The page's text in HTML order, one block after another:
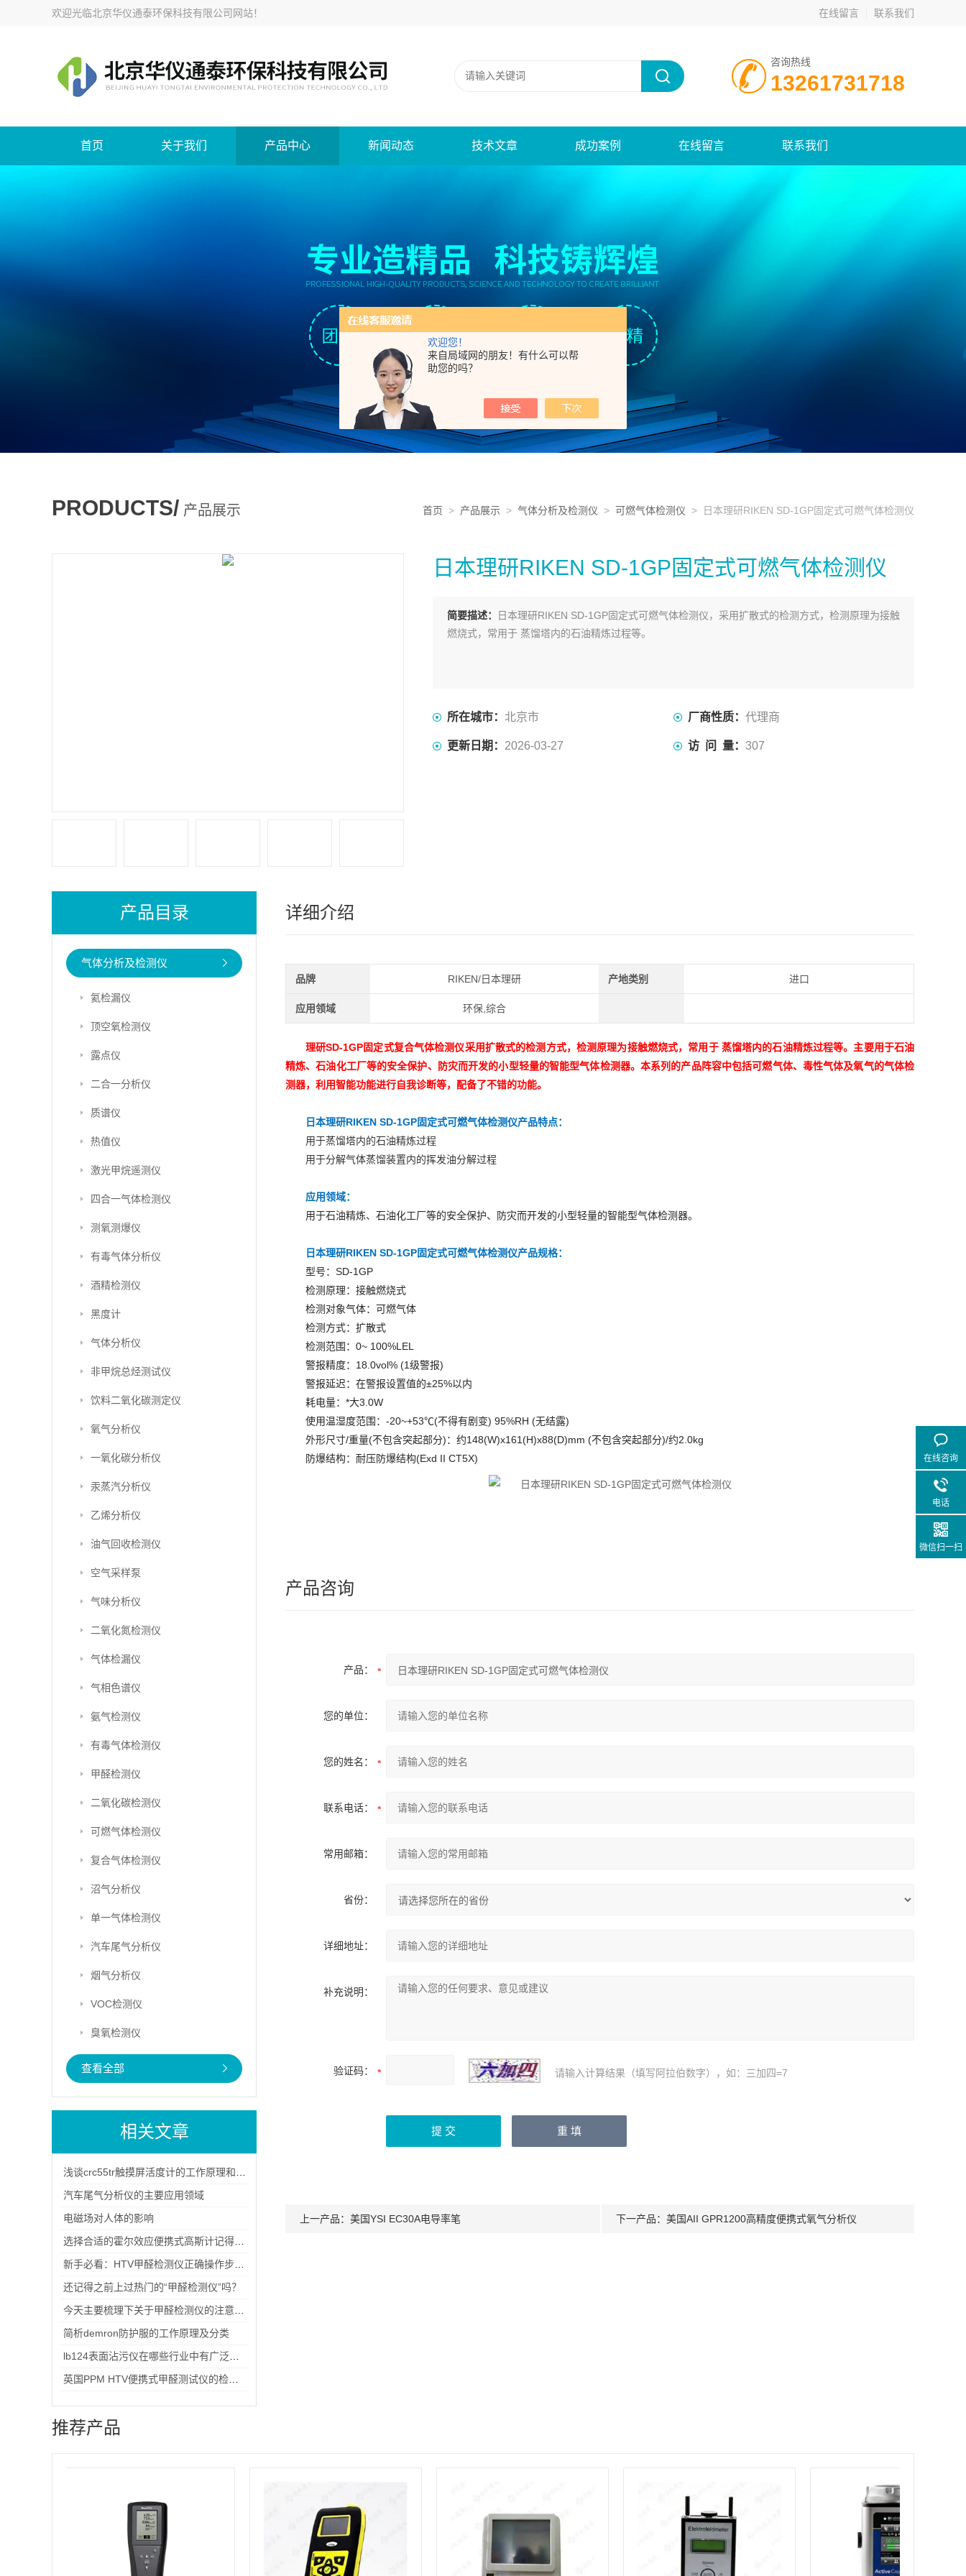
欢迎您！
来自局域网的朋友！有什么可以帮
助您的吗？
欢迎光临北京华仪通泰环保科技有限公司网站！ 在线留言 联系我们
咨询热线
13261731718
首页 关于我们 产品中心 新闻动态 技术文章 成功案例 在线留言 联系我们
PRODUCTS/ 产品展示 首页 > 产品展示 > 气体分析及检测仪 > 可燃气体检测仪 > 日本理研RIKEN SD-1GP固定式可燃气体检测仪
日本理研RIKEN SD-1GP固定式可燃气体检测仪
简要描述：
日本理研RIKEN SD-1GP固定式可燃气体检测仪，采用扩散式的检测方式，检测原理为接触
燃烧式，常用于 蒸馏塔内的石油精炼过程等。
所在城市： 北京市 厂商性质： 代理商
更新日期： 2026-03-27 访 问 量： 307
产品目录
气体分析及检测仪
氦检漏仪
顶空氧检测仪
露点仪
二合一分析仪
质谱仪
热值仪
激光甲烷遥测仪
四合一气体检测仪
测氧测爆仪
有毒气体分析仪
酒精检测仪
黑度计
气体分析仪
非甲烷总烃测试仪
饮料二氧化碳测定仪
氧气分析仪
一氧化碳分析仪
汞蒸汽分析仪
乙烯分析仪
油气回收检测仪
空气采样泵
气味分析仪
二氧化氮检测仪
气体检漏仪
气相色谱仪
氨气检测仪
有毒气体检测仪
甲醛检测仪
二氧化碳检测仪
可燃气体检测仪
复合气体检测仪
沼气分析仪
单一气体检测仪
汽车尾气分析仪
烟气分析仪
VOC检测仪
臭氧检测仪
查看全部
相关文章
汽车尾气分析仪的主要应用领域
电磁场对人体的影响
还记得之前上过热门的“甲醛检测仪”吗？
简析demron防护服的工作原理及分类
详细介绍
品牌 RIKEN/日本理研 产地类别 进口
应用领域 环保,综合
理研SD-1GP固定式复合气体检测仪采用扩散式的检测方式，检测原理为接触燃烧式，常用于 蒸馏塔内的石油精炼过程等。 主要用于石油
精炼、石油化工厂等的安全保护、防灾而开发的小型轻量的智能型气体检测器。本系列的产品阵容中包括可燃气体、毒性气体及氧气的气体检
测器，利用智能功能进行自我诊断等，配备了不错的功能。
日本理研RIKEN SD-1GP固定式可燃气体检测仪产品特点：
用于蒸馏塔内的石油精炼过程
用于分解气体蒸馏装置内的挥发油分解过程
应用领域：
用于石油精炼、石油化工厂等的安全保护、防灾而开发的小型轻量的智能型气体检测器。
日本理研RIKEN SD-1GP固定式可燃气体检测仪产品规格：
型号：SD-1GP
检测原理：接触燃烧式
检测对象气体：可燃气体
检测方式：扩散式
检测范围：0~ 100%LEL
警报精度：18.0vol% (1级警报)
警报延迟：在警报设置值的±25%以内
耗电量：*大3.0W
使用温湿度范围：-20~+53℃(不得有剧变) 95%RH (无结露)
外形尺寸/重量(不包含突起部分)：约148(W)x161(H)x88(D)mm (不包含突起部分)/约2.0kg
防爆结构：耐压防爆结构(Exd II CT5X)
产品咨询
产品：
您的单位：
您的姓名：
联系电话：
常用邮箱：
省份：
详细地址：
补充说明：
验证码： 请输入计算结果（填写阿拉伯数字），如：三加四=7
上一产品： 美国YSI EC30A电导率笔 下一产品： 美国AII GPR1200高精度便携式氧气分析仪
推荐产品
在线咨询
电话
微信扫一扫